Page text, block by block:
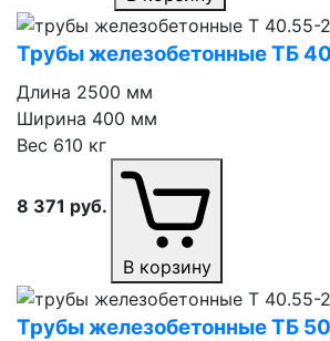
Трубы железобетонные ТБ
Длина 2500 мм
Ширина 400 мм
Вес 610 кг
8 371 руб.
В корзину
Трубы железобетонные ТБ